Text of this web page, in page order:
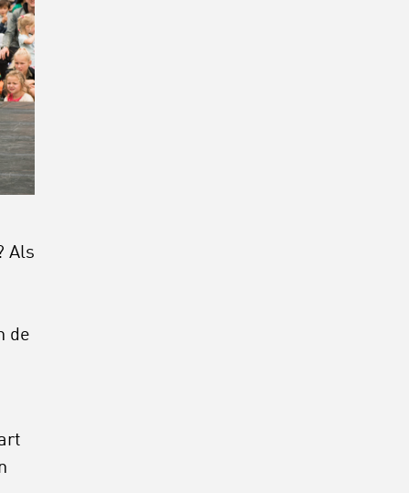
Als
de